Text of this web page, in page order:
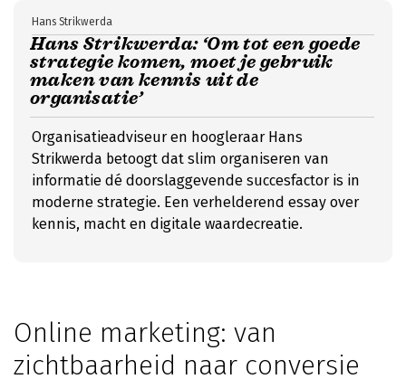
Hans Strikwerda: ‘Om tot een goede
strategie komen, moet je gebruik
maken van kennis uit de
organisatie’
Hans Strikwerda
Organisatieadviseur en hoogleraar Hans
Strikwerda betoogt dat slim organiseren van
informatie dé doorslaggevende succesfactor is in
moderne strategie. Een verhelderend essay over
kennis, macht en digitale waardecreatie.
Online marketing: van
zichtbaarheid naar conversie